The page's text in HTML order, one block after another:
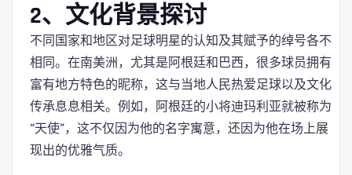
2、文化背景探讨
不同国家和地区对足球明星的认知及其赋予的绰号各不
相同。在南美洲，尤其是阿根廷和巴西，很多球员拥有
富有地方特色的昵称，这与当地人民热爱足球以及文化
传承息息相关。例如，阿根廷的小将迪玛利亚就被称为
“天使”，这不仅因为他的名字寓意，还因为他在场上展
现出的优雅气质。